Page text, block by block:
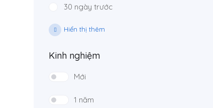
30 ngày trước
Hiển thị thêm
Kinh nghiệm
Mới
1 năm